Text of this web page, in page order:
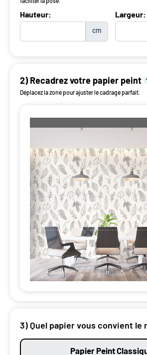
Hauteur:
cm
Largeur:
2) Recadrez votre papier peint
Déplacez la zone pour ajuster le cadrage parfait.
3) Quel papier vous convient le
Papier Peint